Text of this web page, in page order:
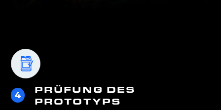
4
PRÜFUNG DES
PROTOTYPS